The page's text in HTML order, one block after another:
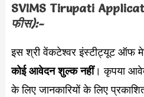
SVIMS Tirupati
फीस):-
इस श्री वेंकटेश्वर इंस्टीट्यूट ऑफ
कोई आवेदन शुल्क नहीं। कृपया
के लिए जानकारियों के लिए